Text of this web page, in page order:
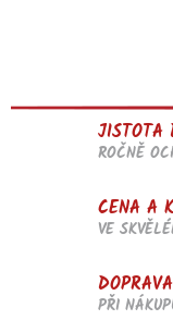
JISTOTA
ROČNĚ
CENA A
VE
PŘI